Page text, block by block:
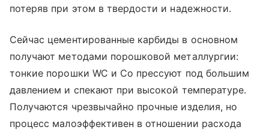
потеряв при этом в твердости и надежности.
Сейчас цементированные карбиды в основном
получают методами порошковой металлургии:
тонкие порошки WC и Co прессуют под большим
давлением и спекают при высокой температуре.
Получаются чрезвычайно прочные изделия, но
процесс малоэффективен в отношении расхода